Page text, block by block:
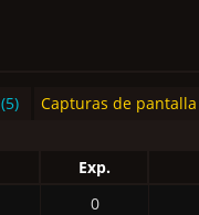
(5)
Capturas de pantalla
Exp.
0